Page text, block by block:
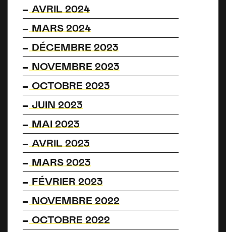
AVRIL 2024
MARS 2024
DÉCEMBRE 2023
NOVEMBRE 2023
OCTOBRE 2023
JUIN 2023
MAI 2023
AVRIL 2023
MARS 2023
FÉVRIER 2023
NOVEMBRE 2022
OCTOBRE 2022